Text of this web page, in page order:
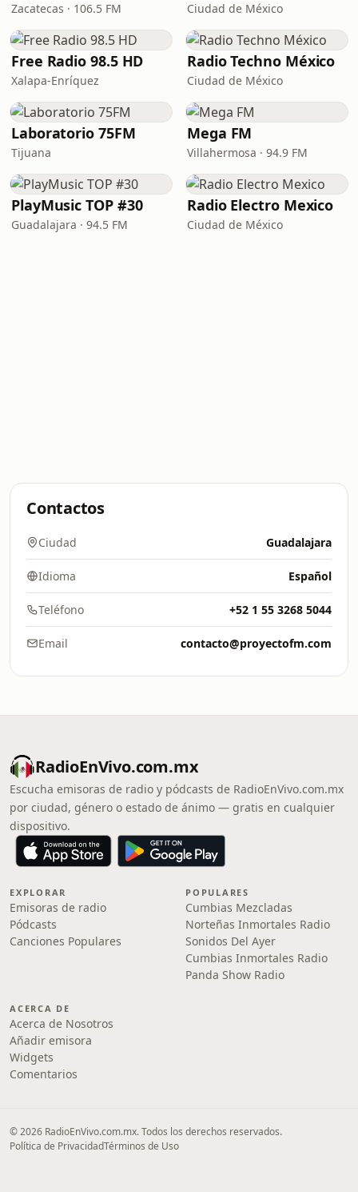
Zacatecas · 106.5 FM Ciudad de México
Free Radio 98.5 HD
Xalapa-Enríquez
Radio Techno México
Ciudad de México
Laboratorio 75FM
Tijuana
Mega FM
Villahermosa · 94.9 FM
PlayMusic TOP #30
Guadalajara · 94.5 FM
Radio Electro Mexico
Ciudad de México
Contactos
Ciudad Guadalajara
Idioma Español
Teléfono +52 1 55 3268 5044
Email contacto@proyectofm.com
RadioEnVivo.com.mx
Escucha emisoras de radio y pódcasts de RadioEnVivo.com.mx
por ciudad, género o estado de ánimo — gratis en cualquier
dispositivo.
EXPLORAR
Emisoras de radio
Pódcasts
Canciones Populares
POPULARES
Cumbias Mezcladas
Norteñas Inmortales Radio
Sonidos Del Ayer
Cumbias Inmortales Radio
Panda Show Radio
ACERCA DE
Acerca de Nosotros
Añadir emisora
Widgets
Comentarios
© 2026 RadioEnVivo.com.mx. Todos los derechos reservados.
Política de PrivacidadTérminos de Uso